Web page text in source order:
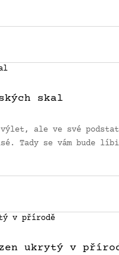
skal
ale ve své
Tady se vám bude
ukrytý v